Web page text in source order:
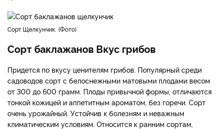
Сорт Щелкунчик. Фото
Сорт баклажанов Вкус грибов
Придется по вкусу ценителям грибов. Популярный среди
садоводов сорт с белоснежными матовыми плодами весом
от 300 до 600 грамм. Плоды привычной формы, отличаются
тонкой кожицей и аппетитным ароматом, без горечи. Сорт
очень урожайный. Устойчив к болезням и неважным
климатическим условиям. Относится к ранним сортам,